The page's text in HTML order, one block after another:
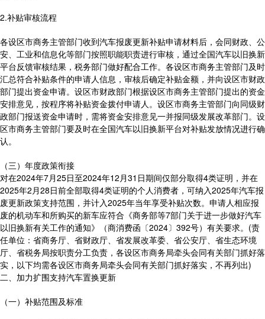
2.补贴审核流程
各设区市商务主管部门收到汽车报废更新补贴申请材料后，会同财政、公
安、工业和信息化等部门按照职能职责进行审核，通过全国汽车以旧换新
平台反馈审核结果，税务部门做好配合工作。各设区市商务主管部门及时
汇总符合补贴条件的申请人信息，审核后确定补贴金额，并向设区市财政
部门提出资金申请。设区市财政部门根据设区市商务主管部门提出的资金
安排意见，按程序将补贴资金拨付申请人。设区市商务主管部门向同级财
政部门报送资金申请时，需将资金安排意见一并报同级发展改革部门。设
区市商务主管部门要及时在全国汽车以旧换新平台对补贴发放情况进行确
认。
（三）年度政策衔接
对在2024年7月25日至2024年12月31日期间仅部分取得4类证明，并在
2025年2月28日前全部取得4类证明的个人消费者，可纳入2025年汽车报
废更新政策支持范围，并计入2025年当年享受补贴次数。申请人相应报
废的机动车和所购买的新车应符合《商务部等7部门关于进一步做好汽车
以旧换新有关工作的通知》（商消费函〔2024〕392号）有关要求。(责
任单位：省商务厅、省财政厅、省发展改革委、省公安厅、省生态环境
厅、省税务局按职责分工负责，各设区市商务局牵头会同有关部门抓好落
实，以下均需各设区市商务局牵头会同有关部门抓好落实，不再列出)
二、加力扩围支持汽车置换更新
（一）补贴范围及标准